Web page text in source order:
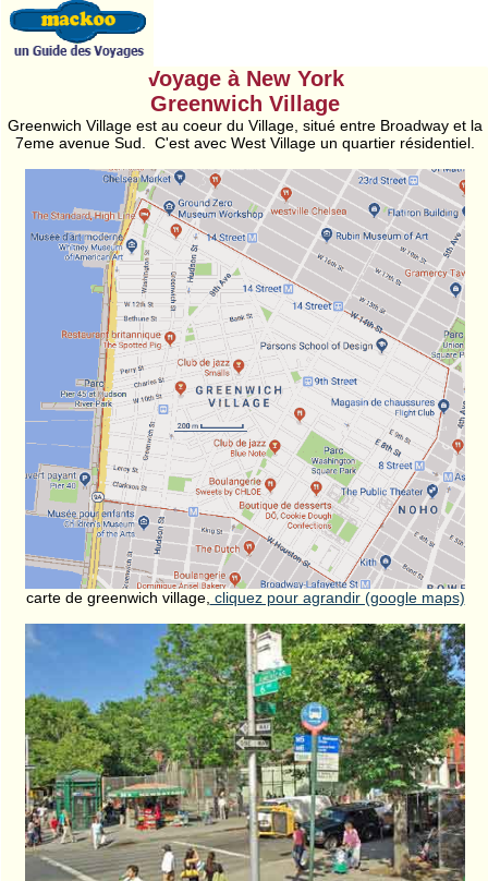
Voyage à New York
Greenwich Village
Greenwich Village est au coeur du Village, situé entre Broadway et la
7eme avenue Sud. C'est avec West Village un quartier résidentiel.
carte de greenwich village, cliquez pour agrandir (google maps)